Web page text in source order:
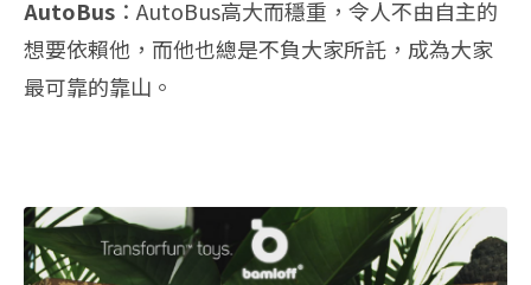
AutoBus ：AutoBus高大而穩重，令人不由自主的
想要依賴他，而他也總是不負大家所託，成為大家
最可靠的靠山。